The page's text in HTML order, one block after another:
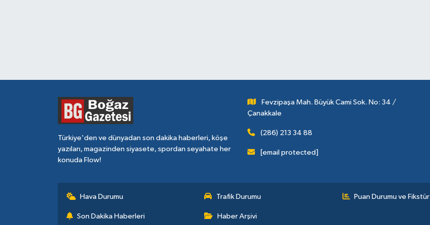
Türkiye'den ve dünyadan son dakika haberleri, köşe
yazıları, magazinden siyasete, spordan seyahate her
konuda Flow!
Fevzipaşa Mah. Büyük Cami Sok. No: 34 /
Çanakkale
(286) 213 34 88
[email protected]
Hava Durumu Trafik Durumu Puan Durumu ve Fikstür
Son Dakika Haberleri Haber Arşivi